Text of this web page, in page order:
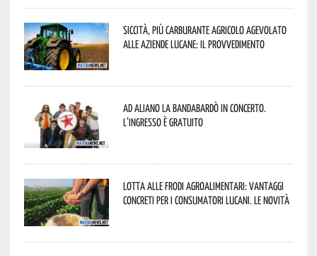
Siccità, più carburante agricolo agevolato
alle aziende lucane: il provvedimento
Ad Aliano la Bandabardò in concerto.
L’ingresso è gratuito
Lotta alle frodi agroalimentari: vantaggi
concreti per i consumatori lucani. Le novità